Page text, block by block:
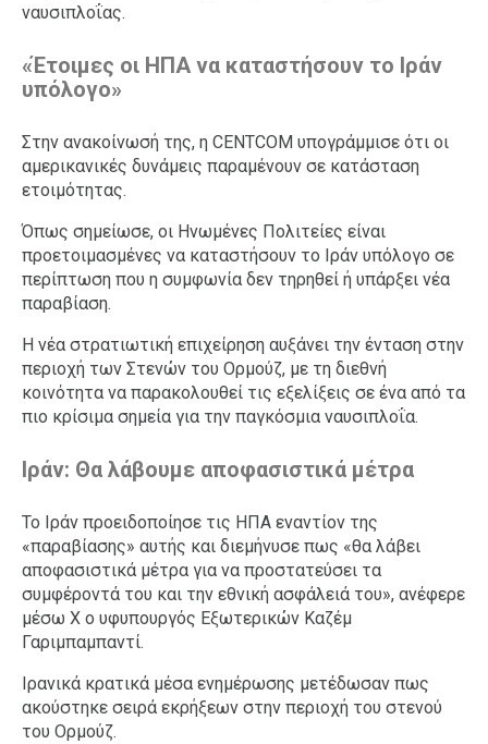
ναυσιπλοΐας.
«Έτοιμες οι ΗΠΑ να καταστήσουν το Ιράν
υπόλογο»
Στην ανακοίνωσή της, η CENTCOM υπογράμμισε ότι οι
αμερικανικές δυνάμεις παραμένουν σε κατάσταση
ετοιμότητας.
Όπως σημείωσε, οι Ηνωμένες Πολιτείες είναι
προετοιμασμένες να καταστήσουν το Ιράν υπόλογο σε
περίπτωση που η συμφωνία δεν τηρηθεί ή υπάρξει νέα
παραβίαση.
Η νέα στρατιωτική επιχείρηση αυξάνει την ένταση στην
περιοχή των Στενών του Ορμούζ, με τη διεθνή
κοινότητα να παρακολουθεί τις εξελίξεις σε ένα από τα
πιο κρίσιμα σημεία για την παγκόσμια ναυσιπλοΐα.
Ιράν: Θα λάβουμε αποφασιστικά μέτρα
Το Ιράν προειδοποίησε τις ΗΠΑ εναντίον της
«παραβίασης» αυτής και διεμήνυσε πως «θα λάβει
αποφασιστικά μέτρα για να προστατεύσει τα
συμφέροντά του και την εθνική ασφάλειά του», ανέφερε
μέσω X ο υφυπουργός Εξωτερικών Καζέμ
Γαριμπαμπαντί.
Ιρανικά κρατικά μέσα ενημέρωσης μετέδωσαν πως
ακούστηκε σειρά εκρήξεων στην περιοχή του στενού
του Ορμούζ.